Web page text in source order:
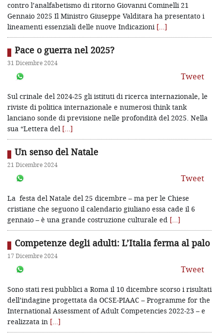
contro l’analfabetismo di ritorno Giovanni Cominelli 21
Gennaio 2025 Il Ministro Giuseppe Valditara ha presentato i
lineamenti essenziali delle nuove Indicazioni […]
Pace o guerra nel 2025?
31 Dicembre 2024
Tweet
Sul crinale del 2024-25 gli istituti di ricerca internazionale, le
riviste di politica internazionale e numerosi think tank
lanciano sonde di previsione nelle profondità del 2025. Nella
sua “Lettera del […]
Un senso del Natale
21 Dicembre 2024
Tweet
La festa del Natale del 25 dicembre – ma per le Chiese
cristiane che seguono il calendario giuliano essa cade il 6
gennaio – è una grande costruzione culturale ed […]
Competenze degli adulti: L’Italia ferma al palo
17 Dicembre 2024
Tweet
Sono stati resi pubblici a Roma il 10 dicembre scorso i risultati
dell’indagine progettata da OCSE-PIAAC – Programme for the
International Assessment of Adult Competencies 2022-23 – e
realizzata in […]